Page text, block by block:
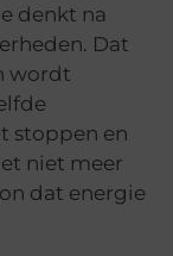
denkt na
Dat
wordt
stoppen en
niet meer
dat energie